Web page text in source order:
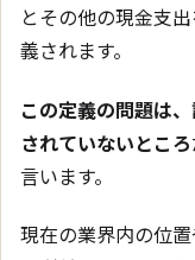
とその他の現金支
義されます。
この定義の問題は
されていないところ
言います。
現在の業界内の位